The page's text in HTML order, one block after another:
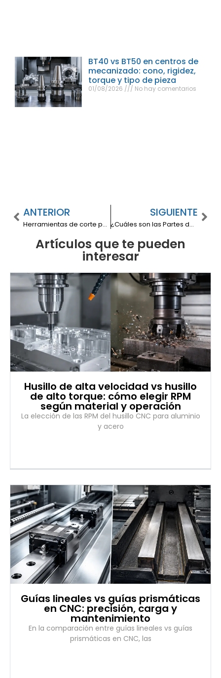
BT40 vs BT50 en centros de
mecanizado: cono, rigidez,
torque y tipo de pieza
01/08/2026 No hay comentarios
ANTERIOR
Herramientas de corte por aserrado: ¿Cuáles son y cómo elegirlas?
SIGUIENTE
¿Cuáles son las Partes de una Dobladora?
Artículos que te pueden
interesar
Husillo de alta velocidad vs husillo
de alto torque: cómo elegir RPM
según material y operación
La elección de las RPM del husillo CNC para aluminio
y acero
Guías lineales vs guías prismáticas
en CNC: precisión, carga y
mantenimiento
En la comparación entre guías lineales vs guías
prismáticas en CNC, las